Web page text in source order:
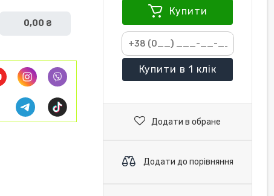
0,00 ₴
Купити
Купити в 1 клік
Додати в обране
Додати до порівняння